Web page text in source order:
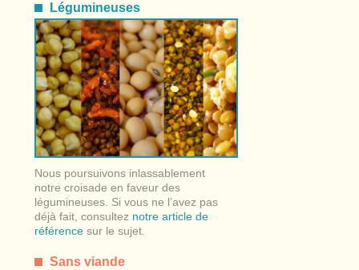
Légumineuses
Nous poursuivons inlassablement
notre croisade en faveur des
légumineuses. Si vous ne l’avez pas
déjà fait, consultez notre article de
référence sur le sujet.
Sans viande